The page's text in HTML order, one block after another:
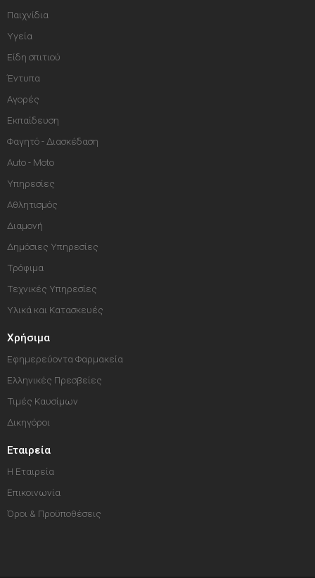
Παιχνίδια
Υγεία
Είδη σπιτιού
Έντυπα
Αγορές
Εκπαίδευση
Φαγητό - Διασκέδαση
Auto - Moto
Υπηρεσίες
Αθλητισμός
Διαμονή
Δημόσιες Υπηρεσίες
Τρόφιμα
Τεχνικές Υπηρεσίες
Υλικά και Κατασκευές
Χρήσιμα
Εφημερεύοντα Φαρμακεία
Ελληνικές Πρεσβείες
Τιμές Καυσίμων
Δικηγόροι
Εταιρεία
Η Εταιρεία
Επικοινωνία
Όροι & Προϋποθέσεις